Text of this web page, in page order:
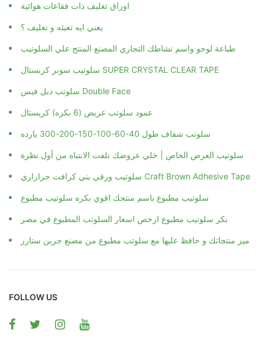
اوراق تغليف ذات فقاعات هوائية
يعني ايه تعبئه و تغليف ؟
طباعة لوجو واسم نشاطك التجاري المصنع المنتج علي السلوتيب
سلوتيب سوبر كريستال SUPER CRYSTAL CLEAR TAPE
عمود سلوتب عريض (6 بكره) كريستال
سلوتب شفاف طول 40-60-100-150-200-300 يارده
سلوتيب العرض الخاص | خلي عروضك تلفت الانتباه من أول نظرة
سلوتيب ورقي بني كرافت حراراري Craft Brown Adhesive Tape
سلوتيب مطبوع باسم منتجك اقوي بكره سلوتيب مطبوع
بكر سلوتيب مطبوع ارخص اسعار السلوتب المطبوع في مصر
ميز منتجاتك و حافظ عليها مع سلوتب مطبوع من مصنع جرين ستارز
FOLLOW US